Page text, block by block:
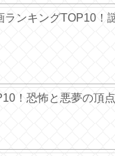
ンキングTOP10！
！恐怖と悪夢の頂